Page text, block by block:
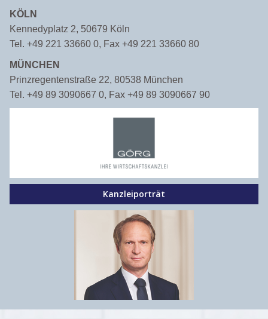
KÖLN
Kennedyplatz 2, 50679 Köln
Tel. +49 221 33660 0, Fax +49 221 33660 80
MÜNCHEN
Prinzregentenstraße 22, 80538 München
Tel. +49 89 3090667 0, Fax +49 89 3090667 90
Kanzleiporträt